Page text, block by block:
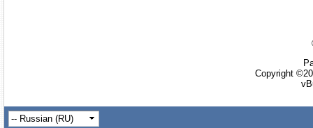
Copyright